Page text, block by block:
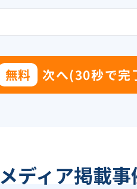
無料 次へ(30秒で完
メディア掲載事